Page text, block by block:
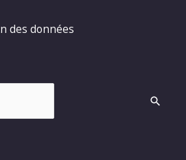
des données